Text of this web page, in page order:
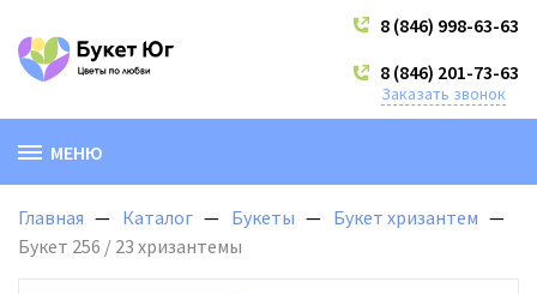
8 (846) 998-63-63
8 (846) 201-73-63
Заказать звонок
МЕНЮ
Главная Каталог Букеты
Букет хризантем
Букет 256 / 23 хризантемы